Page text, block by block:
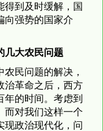
得到及时缓解，国
向强势的国家介
几大农民问题
民问题的解决，
治革命之后，西方
年的时间。考虑到
而对我们这样一个
现政治现代化，问